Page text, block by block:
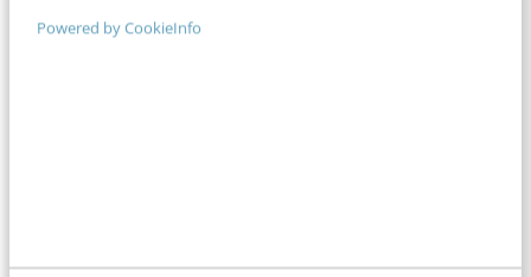
Powered by CookieInfo
Meer weten